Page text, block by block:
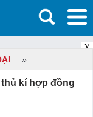
X
»
kí hợp đồng